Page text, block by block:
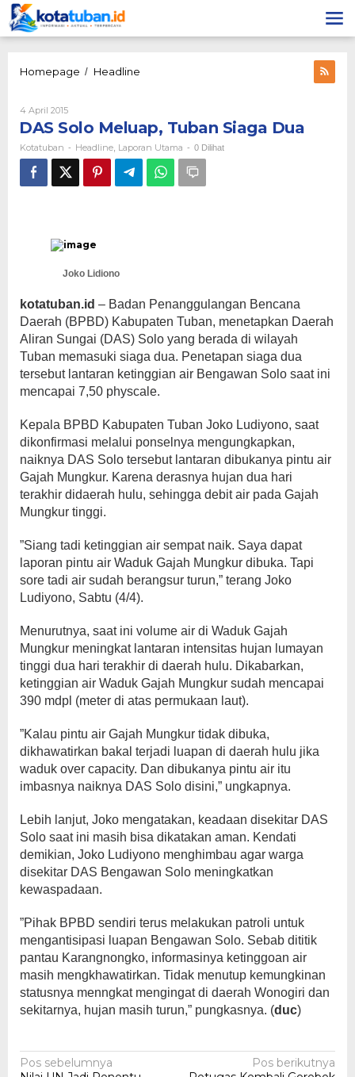
Lewati
ke
konten
Homepage / Headline
Siaga
Dua
4 April 2015Oleh
Kotatuban
DAS Solo Meluap, Tuban Siaga Dua
Kotatuban - Headline Laporan Utama - 0 Dilihat
Joko Lidiono
kotatuban.id – Badan Penanggulangan Bencana
Daerah (BPBD) Kabupaten Tuban, menetapkan Daerah
Aliran Sungai (DAS) Solo yang berada di wilayah
Tuban memasuki siaga dua. Penetapan siaga dua
tersebut lantaran ketinggian air Bengawan Solo saat ini
mencapai 7,50 physcale.
Kepala BPBD Kabupaten Tuban Joko Ludiyono, saat
dikonfirmasi melalui ponselnya mengungkapkan,
naiknya DAS Solo tersebut lantaran dibukanya pintu air
Gajah Mungkur. Karena derasnya hujan dua hari
terakhir didaerah hulu, sehingga debit air pada Gajah
Mungkur tinggi.
”Siang tadi ketinggian air sempat naik. Saya dapat
laporan pintu air Waduk Gajah Mungkur dibuka. Tapi
sore tadi air sudah berangsur turun,” terang Joko
Ludiyono, Sabtu (4/4).
Menurutnya, saat ini volume air di Waduk Gajah
Mungkur meningkat lantaran intensitas hujan lumayan
tinggi dua hari terakhir di daerah hulu. Dikabarkan,
ketinggian air Waduk Gajah Mungkur sudah mencapai
390 mdpl (meter di atas permukaan laut).
”Kalau pintu air Gajah Mungkur tidak dibuka,
dikhawatirkan bakal terjadi luapan di daerah hulu jika
waduk over capacity. Dan dibukanya pintu air itu
imbasnya naiknya DAS Solo disini,” ungkapnya.
Lebih lanjut, Joko mengatakan, keadaan disekitar DAS
Solo saat ini masih bisa dikatakan aman. Kendati
demikian, Joko Ludiyono menghimbau agar warga
disekitar DAS Bengawan Solo meningkatkan
kewaspadaan.
”Pihak BPBD sendiri terus melakukan patroli untuk
mengantisipasi luapan Bengawan Solo. Sebab dititik
pantau Karangnongko, informasinya ketinggoan air
masih mengkhawatirkan. Tidak menutup kemungkinan
statusnya menngkat mengingat di daerah Wonogiri dan
sekitarnya, hujan masih turun,” pungkasnya. (duc)
Navigasi
Pos sebelumnya
Pos berikutnya